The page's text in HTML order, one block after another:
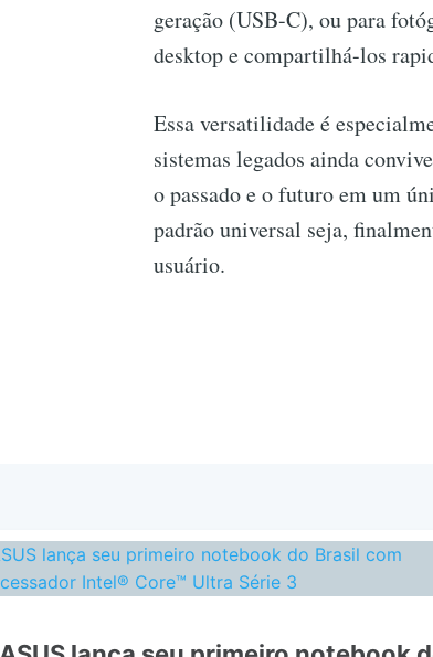
geração (USB-C), ou para
desktop e compartilhá-los
Essa versatilidade é
sistemas legados ainda
o passado e o futuro em um
padrão universal seja,
usuário.